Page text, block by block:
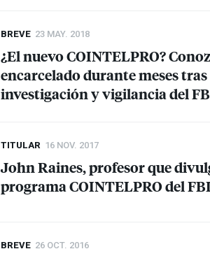
BREVE 23 MAY. 2018
¿El nuevoCOINTELPRO?
encarcelado durante meses
investigación y vigilancia del
TITULAR 16 NOV. 2017
John Raines, profesor que
programaCOINTELPROdelFBI
BREVE 26 OCT. 2016